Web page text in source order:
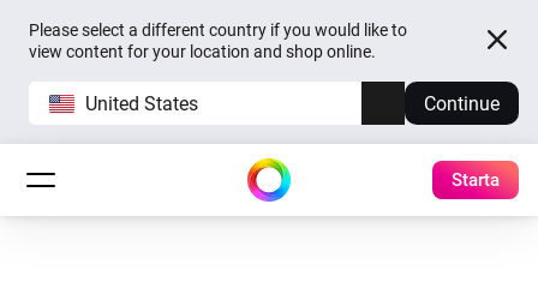
Please select a different country if you would like to
view content for your location and shop online.
United States Continue
Starta